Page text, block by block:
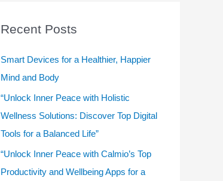
f
o
Recent Posts
Smart Devices for a Healthier, Happier
Mind and Body
“Unlock Inner Peace with Holistic
Wellness Solutions: Discover Top Digital
Tools for a Balanced Life”
“Unlock Inner Peace with Calmio’s Top
Productivity and Wellbeing Apps for a